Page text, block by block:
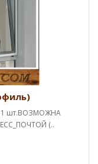
1 шт.ВОЗМОЖНА
(..